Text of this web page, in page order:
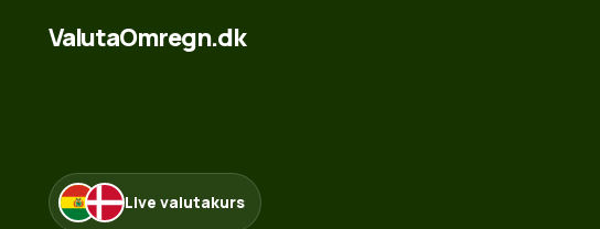
ValutaOmregn.dk
Live valutakurs